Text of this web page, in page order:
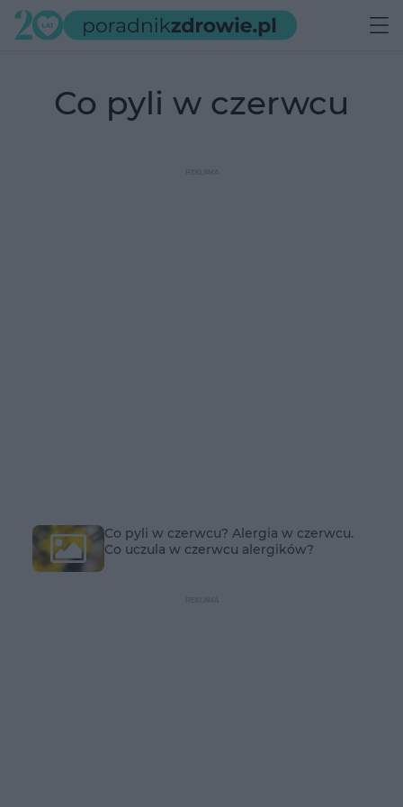
co pyli w czerwcu
Co pyli w czerwcu? Alergia w czerwcu.
Co uczula w czerwcu alergików?